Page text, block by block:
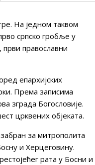
На једном таквом
српско гробље у
православни
епархијских
Према записима
зграда Богословије.
црквених објеката.
за митрополита
и Херцеговину.
рата у Босни и